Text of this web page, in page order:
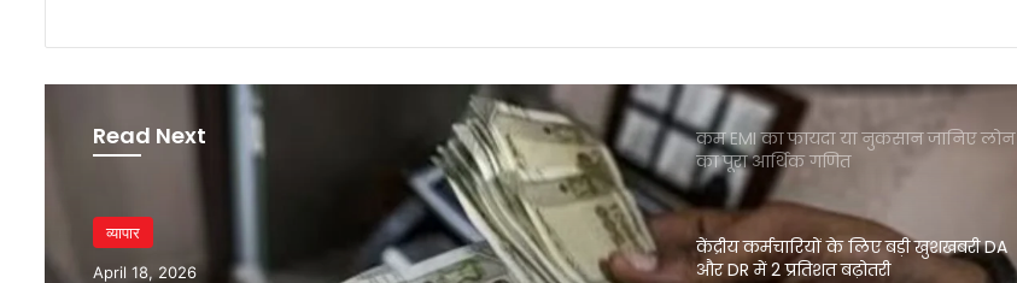
Read Next
व्यापार
April 18, 2026
टूटा निफ्टी पर भी दबाव जारी
कम EMI का फायदा या नुकसान जानिए लोन
का पूरा आर्थिक गणित
केंद्रीय कर्मचारियों के लिए बड़ी खुशखबरी DA
और DR में 2 प्रतिशत बढ़ोतरी